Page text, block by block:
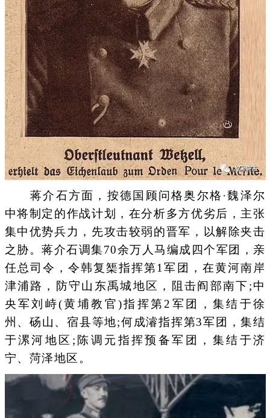
蒋介石方面，按德国顾问格奥尔格·魏泽尔
中将制定的作战计划，在分析多方优劣后，主张
集中优势兵力，先攻击较弱的晋军，以解除夹击
之胁。蒋介石调集70余万人马编成四个军团，亲
任总司令，令韩复榘指挥第1军团，在黄河南岸
津浦路，防守山东禹城地区，阻击阎部南下;中
央军刘峙(黄埔教官)指挥第2军团，集结于徐
州、砀山、宿县等地;何成濬指挥第3军团，集结
于漯河地区;陈调元指挥预备军团，集结于济
宁、菏泽地区。